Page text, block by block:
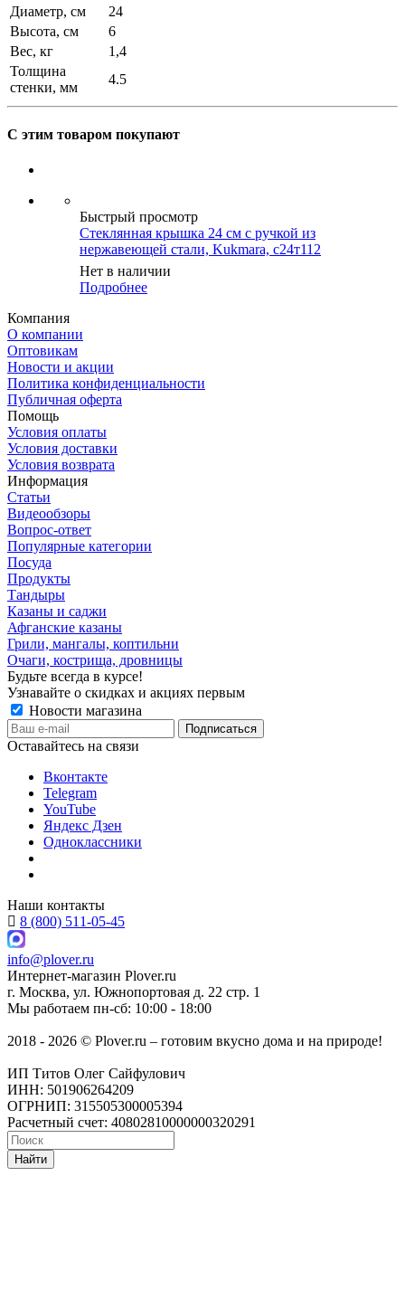
Диаметр, см
24
Высота, см
6
Вес, кг
1,4
Толщина
стенки, мм
4.5
С этим товаром покупают
Быстрый просмотр
Стеклянная крышка 24 см с ручкой из
нержавеющей стали, Kukmara, с24т112
Нет в наличии
Подробнее
Компания
О компании
Оптовикам
Новости и акции
Политика конфиденциальности
Публичная оферта
Помощь
Условия оплаты
Условия доставки
Условия возврата
Информация
Статьи
Видеообзоры
Вопрос-ответ
Популярные категории
Посуда
Продукты
Тандыры
Казаны и саджи
Афганские казаны
Грили, мангалы, коптильни
Очаги, кострища, дровницы
Будьте всегда в курсе!
Узнавайте о скидках и акциях первым
Новости магазина
Оставайтесь на связи
Вконтакте
Telegram
YouTube
Яндекс Дзен
Одноклассники
Наши контакты
8 (800) 511-05-45
info@plover.ru
Интернет-магазин Plover.ru
г. Москва, ул. Южнопортовая д. 22 стр. 1
Мы работаем пн-сб: 10:00 - 18:00
2018 - 2026 © Plover.ru – готовим вкусно дома и на природе!
ИП Титов Олег Сайфулович
ИНН: 501906264209
ОГРНИП: 315505300005394
Расчетный счет: 40802810000000320291
Найти